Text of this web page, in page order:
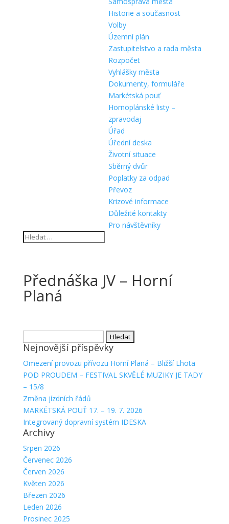
Historie a současnost
Volby
Územní plán
Zastupitelstvo a rada města
Rozpočet
Vyhlášky města
Dokumenty, formuláře
Markétská pouť
Hornoplánské listy –
zpravodaj
Úřad
Úřední deska
Životní situace
Sběrný dvůr
Poplatky za odpad
Převoz
Krizové informace
Důležité kontakty
Pro návštěvníky
Přednáška JV – Horní
Planá
Nejnovější příspěvky
Omezení provozu přívozu Horní Planá – Bližší Lhota
POD PROUDEM – FESTIVAL SKVĚLÉ MUZIKY JE TADY
– 15/8
Změna jízdních řádů
MARKÉTSKÁ POUŤ 17. – 19. 7. 2026
Integrovaný dopravní systém IDESKA
Archivy
Srpen 2026
Červenec 2026
Červen 2026
Květen 2026
Březen 2026
Leden 2026
Prosinec 2025